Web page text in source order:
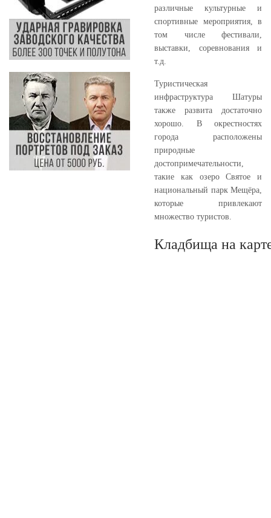
различные культурные и
спортивные мероприятия, в
том числе фестивали,
выставки, соревнования и
т.д.
Туристическая
инфраструктура Шатуры
также развита достаточно
хорошо. В окрестностях
города расположены
природные
достопримечательности,
такие как озеро Святое и
национальный парк Мещёра,
которые привлекают
множество туристов.
Кладбища на